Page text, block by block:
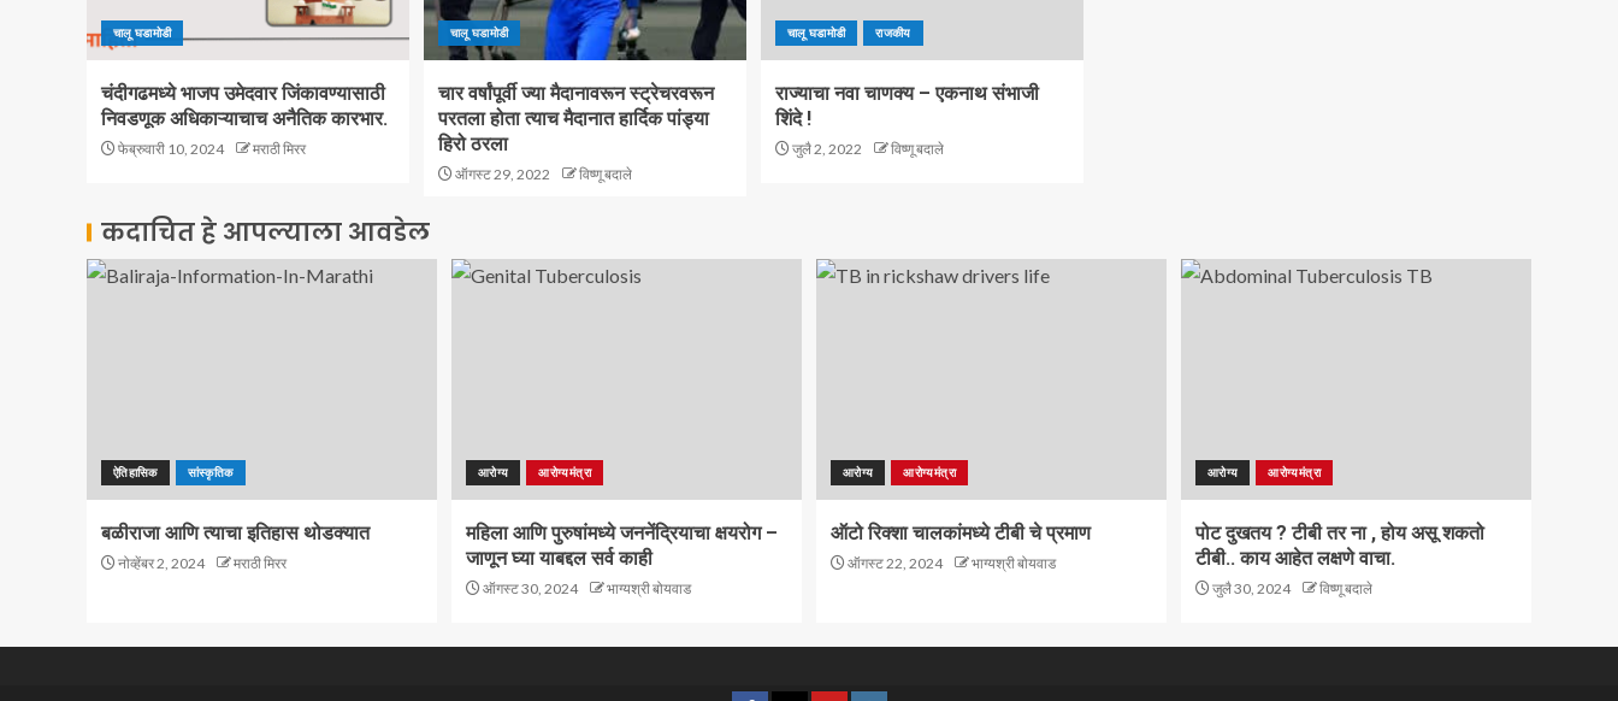
चालू घडामोडी
चंदीगढमध्ये भाजप उमेदवार जिंकावण्यासाठी
निवडणूक अधिकाऱ्याचाच अनैतिक कारभार.
फेब्रुवारी 10, 2024 मराठी मिरर
चालू घडामोडी
चार वर्षांपूर्वी ज्या मैदानावरून स्ट्रेचरवरून
परतला होता त्याच मैदानात हार्दिक पांड्या
हिरो ठरला
ऑगस्ट 29, 2022 विष्णू बदाले
चालू घडामोडी राजकीय
राज्याचा नवा चाणक्य – एकनाथ संभाजी
शिंदे !
जुलै 2, 2022 विष्णू बदाले
कदाचित हे आपल्याला आवडेल
ऐतिहासिक सांस्कृतिक
बळीराजा आणि त्याचा इतिहास थोडक्यात
नोव्हेंबर 2, 2024 मराठी मिरर
आरोग्य आरोग्यमंत्रा
महिला आणि पुरुषांमध्ये जननेंद्रियाचा क्षयरोग –
जाणून घ्या याबद्दल सर्व काही
ऑगस्ट 30, 2024 भाग्यश्री बोयवाड
आरोग्य आरोग्यमंत्रा
ऑटो रिक्शा चालकांमध्ये टीबी चे प्रमाण
ऑगस्ट 22, 2024 भाग्यश्री बोयवाड
आरोग्य आरोग्यमंत्रा
पोट दुखतय ? टीबी तर ना , होय असू शकतो
टीबी.. काय आहेत लक्षणे वाचा.
जुलै 30, 2024 विष्णू बदाले